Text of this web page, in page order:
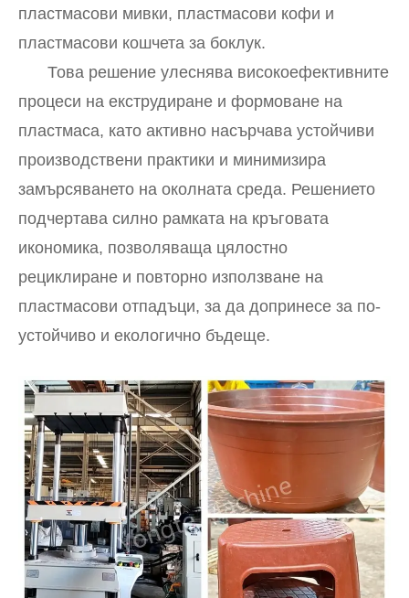
пластмасови мивки, пластмасови кофи и
пластмасови кошчета за боклук.
Това решение улеснява високоефективните
процеси на екструдиране и формоване на
пластмаса, като активно насърчава устойчиви
производствени практики и минимизира
замърсяването на околната среда. Решението
подчертава силно рамката на кръговата
икономика, позволяваща цялостно
рециклиране и повторно използване на
пластмасови отпадъци, за да допринесе за по-
устойчиво и екологично бъдеще.